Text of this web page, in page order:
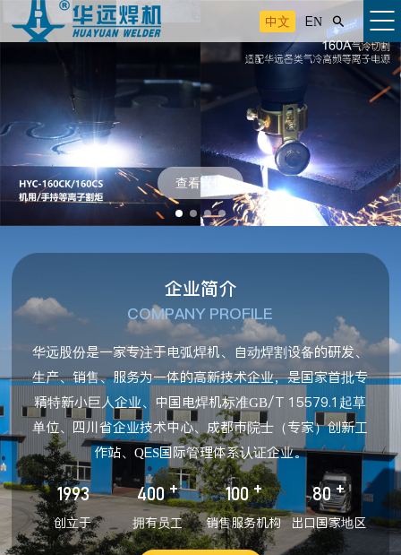
中文 EN 
查看详情
企业简介
COMPANY PROFILE
华远股份是一家专注于电弧焊机、自动焊割设备的研发、
生产、销售、服务为一体的高新技术企业，是国家首批专
精特新小巨人企业、中国电焊机标准GB/T 15579.1起草
单位、四川省企业技术中心、成都市院士（专家）创新工
作站、QES国际管理体系认证企业。
1993
创立于
400 +
拥有员工
100 +
销售服务机构
80 +
出口国家地区